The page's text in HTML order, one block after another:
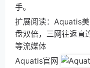
手。
扩展阅读：Aquatis
盘双倍，三网往返直
等流媒体
Aquatis官网